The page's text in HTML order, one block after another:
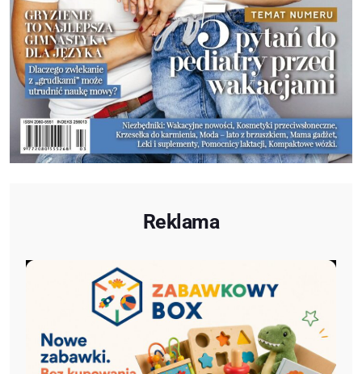
Reklama